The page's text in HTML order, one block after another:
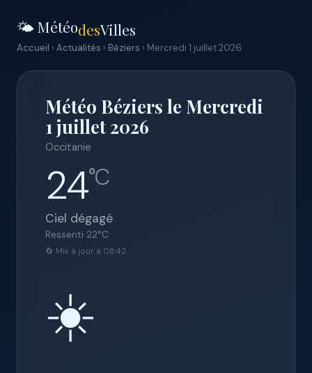
🌤️ MétéodesVilles
Accueil › Actualités › Béziers › Mercredi 1 juillet 2026
Météo Béziers le Mercredi
1 juillet 2026
Occitanie
24°C
Ciel dégagé
Ressenti 22°C
🔄 Mis à jour à 08:42
☀️